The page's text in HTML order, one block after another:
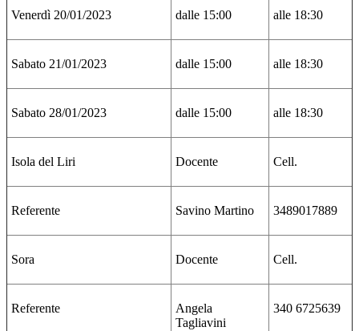
Venerdì 20/01/2023 dalle 15:00 alle 18:30
Sabato 21/01/2023 dalle 15:00 alle 18:30
Sabato 28/01/2023 dalle 15:00 alle 18:30
Isola del Liri Docente Cell.
Referente Savino Martino 3489017889
Sora Docente Cell.
Referente
Angela
Tagliavini
340 6725639